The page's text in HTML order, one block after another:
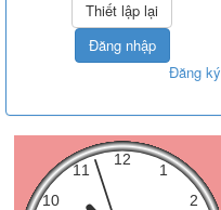
Đăng nhập
Đăng ký